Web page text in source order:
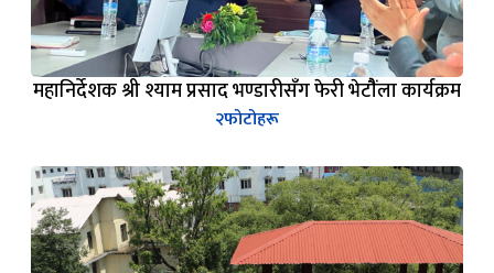
महानिर्देशक श्री श्याम प्रसाद भण्डारीसँग फेरी भेटौैंला कार्यक्रम
२फोटोहरू